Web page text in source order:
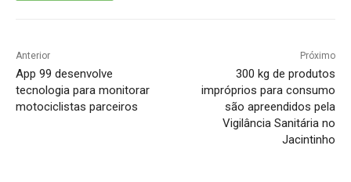
Anterior
App 99 desenvolve
tecnologia para monitorar
motociclistas parceiros
Próximo
300 kg de produtos
impróprios para consumo
são apreendidos pela
Vigilância Sanitária no
Jacintinho